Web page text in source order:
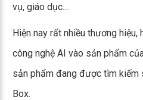
vụ, giáo dục....
Hiện nay rất nhiều thương
công nghệ AI vào sản phẩm
sản phẩm đang được tìm kiếm
Box.